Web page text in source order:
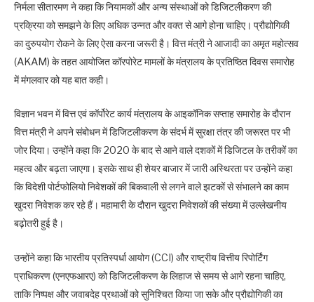
निर्मला सीतारमण ने कहा कि नियामकों और अन्य संस्थाओं को डिजिटलीकरण की
प्रक्रिया को समझने के लिए अधिक उन्नत और वक्त से आगे होना चाहिए। प्रौद्योगिकी
का दुरुपयोग रोकने के लिए ऐसा करना जरूरी है। वित्त मंत्री ने आजादी का अमृत महोत्सव
(AKAM) के तहत आयोजित कॉरपोरेट मामलों के मंत्रालय के प्रतिष्ठित दिवस समारोह
में मंगलवार को यह बात कही।
विज्ञान भवन में वित्त एवं कॉर्पोरेट कार्य मंत्रालय के आइकॉनिक सप्ताह समारोह के दौरान
वित्त मंत्री ने अपने संबोधन में डिजिटलीकरण के संदर्भ में सुरक्षा तंत्र की जरूरत पर भी
जोर दिया। उन्होंने कहा कि 2020 के बाद से आने वाले दशकों में डिजिटल के तरीकों का
महत्व और बढ़ता जाएगा। इसके साथ ही शेयर बाजार में जारी अस्थिरता पर उन्होंने कहा
कि विदेशी पोर्टफोलियो निवेशकों की बिकवाली से लगने वाले झटकों से संभालने का काम
खुदरा निवेशक कर रहे हैं। महामारी के दौरान खुदरा निवेशकों की संख्या में उल्लेखनीय
बढ़ोतरी हुई है।
उन्होंने कहा कि भारतीय प्रतिस्पर्धा आयोग (CCI) और राष्ट्रीय वित्तीय रिपोर्टिंग
प्राधिकरण (एनएफआरए) को डिजिटलीकरण के लिहाज से समय से आगे रहना चाहिए,
ताकि निष्पक्ष और जवाबदेह प्रथाओं को सुनिश्चित किया जा सके और प्रौद्योगिकी का